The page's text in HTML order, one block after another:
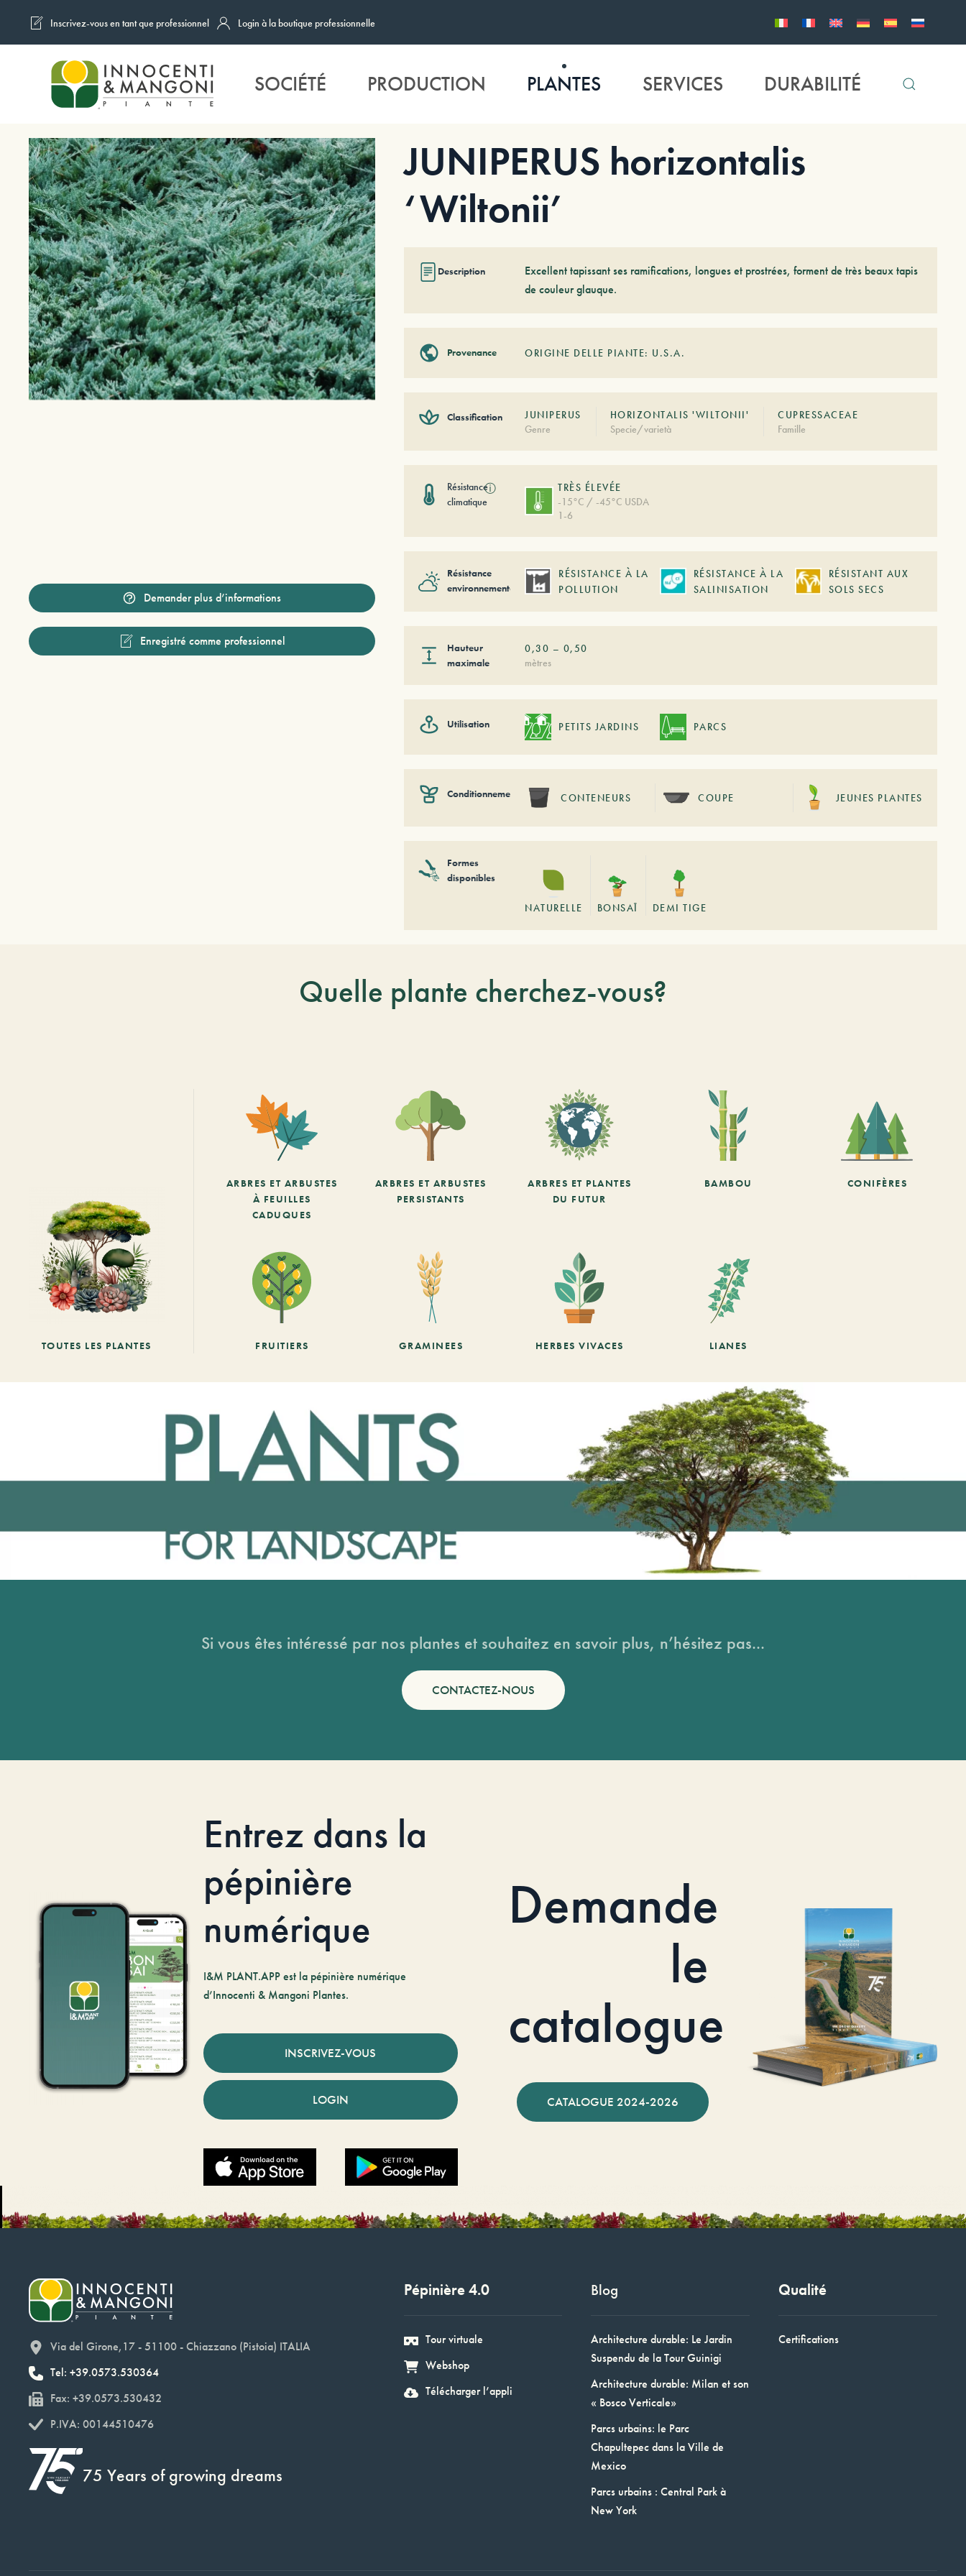
Skip to main content
Inscrivez-vous en tant que professionnel Login à la boutique professionnelle
SOCIÉTÉ PRODUCTION PLANTES SERVICES DURABILITÉ
Demander plus d’informations
Enregistré comme professionnel
JUNIPERUS horizontalis
‘Wiltonii’
Description
Excellent tapissant ses ramifications, longues et prostrées, forment de très beaux tapis
de couleur glauque.
Provenance ORIGINE DELLE PIANTE: U.S.A.
Classification
JUNIPERUS
Genre
HORIZONTALIS 'WILTONII'
Specie/varietà
CUPRESSACEAE
Famille
Résistance
climatique
ⓘ
TRÈS ÉLEVÉE
-15°C / -45°C USDA
1-6
Résistance
environnementale
RÉSISTANCE À LA
POLLUTION
RÉSISTANCE À LA
SALINISATION
RÉSISTANT AUX
SOLS SECS
Hauteur
maximale
0,30 – 0,50
mètres
Utilisation PETITS JARDINS PARCS
Conditionnement CONTENEURS COUPE JEUNES PLANTES
Formes
disponibles
NATURELLE BONSAÏ DEMI TIGE
Quelle plante cherchez-vous?
TOUTES LES PLANTES
ARBRES ET ARBUSTES
À FEUILLES
CADUQUES
ARBRES ET ARBUSTES
PERSISTANTS
ARBRES ET PLANTES
DU FUTUR
BAMBOU CONIFÈRES
FRUITIERS GRAMINEES HERBES VIVACES LIANES
Si vous êtes intéressé par nos plantes et souhaitez en savoir plus, n’hésitez pas...
CONTACTEZ-NOUS
Entrez dans la
pépinière
numérique
I&M PLANT.APP est la pépinière numérique
d’Innocenti & Mangoni Plantes.
INSCRIVEZ-VOUS
LOGIN
Demande
le
catalogue
CATALOGUE 2024-2026
Via del Girone,17 - 51100 - Chiazzano (Pistoia) ITALIA
Tel: +39.0573.530364
Fax: +39.0573.530432
P.IVA: 00144510476
75 Years of growing dreams
Pépinière 4.0
Tour virtuale
Webshop
Télécharger l’appli
Blog
Architecture durable: Le Jardin
Suspendu de la Tour Guinigi
Architecture durable: Milan et son
« Bosco Verticale»
Parcs urbains: le Parc
Chapultepec dans la Ville de
Mexico
Parcs urbains : Central Park à
New York
Qualité
Certifications